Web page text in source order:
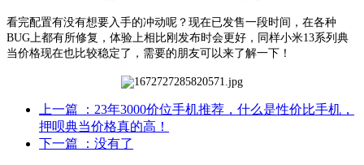
看完配置有没有想要入手的冲动呢？现在已发售一段时间，在各种
BUG上都有所修复，体验上相比刚发布时会更好，同样小米13系列典
当价格现在也比较稳定了，需要的朋友可以来了解一下！
上一篇
：23年3000价位手机推荐，什么是性价比手机，
押呗典当价格真的高！
下一篇
：没有了